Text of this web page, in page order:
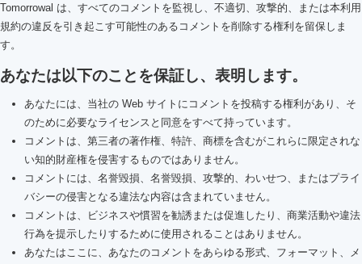
Tomorrowal は、すべてのコメントを監視し、不適切、攻撃的、または本利用
規約の違反を引き起こす可能性のあるコメントを削除する権利を留保しま
す。
あなたは以下のことを保証し、表明します。
あなたには、当社の Web サイトにコメントを投稿する権利があり、そ
のために必要なライセンスと同意をすべて持っています。
コメントは、第三者の著作権、特許、商標を含むがこれらに限定されな
い知的財産権を侵害するものではありません。
コメントには、名誉毀損、名誉毀損、攻撃的、わいせつ、またはプライ
バシーの侵害となる違法な内容は含まれていません。
コメントは、ビジネスや慣習を勧誘または促進したり、商業活動や違法
行為を提示したりするために使用されることはありません。
あなたはここに、あなたのコメントをあらゆる形式、フォーマット、メ